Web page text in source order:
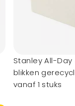
Stanley All-Day
blikken
vanaf 1 stuks